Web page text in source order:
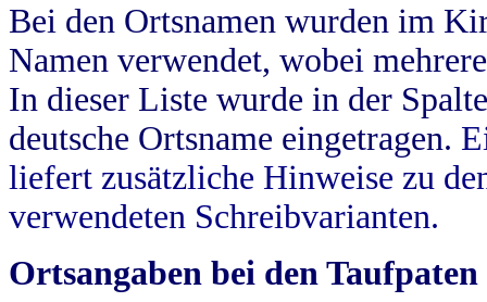
Bei den Ortsnamen wurden im
Namen verwendet, wobei
In dieser Liste wurde in der
deutsche Ortsname eingetragen.
liefert zusätzliche Hinweise zu
verwendeten Schreibvarianten.
Ortsangaben bei den Taufpaten